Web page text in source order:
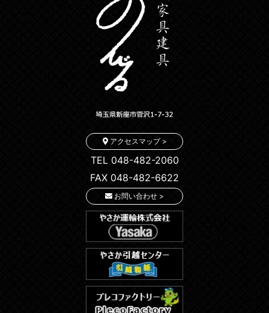
アクセスマップ >
TEL 048-482-2060
FAX 048-482-6622
お問い合わせ >